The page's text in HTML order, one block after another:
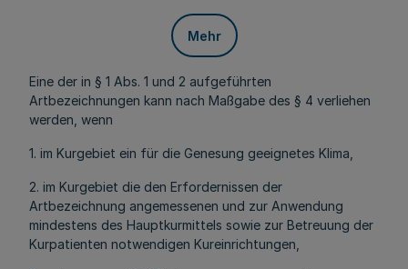
Mehr
Eine der in § 1 Abs. 1 und 2 aufgeführten
Artbezeichnungen kann nach Maßgabe des § 4 verliehen
werden, wenn
1. im Kurgebiet ein für die Genesung geeignetes Klima,
2. im Kurgebiet die den Erfordernissen der
Artbezeichnung angemessenen und zur Anwendung
mindestens des Hauptkurmittels sowie zur Betreuung der
Kurpatienten notwendigen Kureinrichtungen,